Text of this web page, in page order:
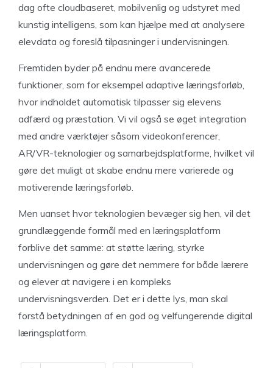
dag ofte cloudbaseret, mobilvenlig og udstyret med
kunstig intelligens, som kan hjælpe med at analysere
elevdata og foreslå tilpasninger i undervisningen.
Fremtiden byder på endnu mere avancerede
funktioner, som for eksempel adaptive læringsforløb,
hvor indholdet automatisk tilpasser sig elevens
adfærd og præstation. Vi vil også se øget integration
med andre værktøjer såsom videokonferencer,
AR/VR-teknologier og samarbejdsplatforme, hvilket vil
gøre det muligt at skabe endnu mere varierede og
motiverende læringsforløb.
Men uanset hvor teknologien bevæger sig hen, vil det
grundlæggende formål med en læringsplatform
forblive det samme: at støtte læring, styrke
undervisningen og gøre det nemmere for både lærere
og elever at navigere i en kompleks
undervisningsverden. Det er i dette lys, man skal
forstå betydningen af en god og velfungerende digital
læringsplatform.